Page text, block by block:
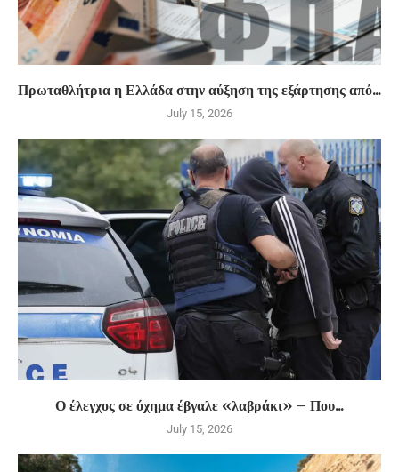
Πρωταθλήτρια η Ελλάδα στην αύξηση της εξάρτησης από...
July 15, 2026
Ο έλεγχος σε όχημα έβγαλε «λαβράκι» – Που...
July 15, 2026